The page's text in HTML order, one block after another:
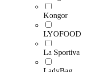
Kongor
LYOFOOD
La Sportiva